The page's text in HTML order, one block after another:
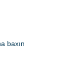
baxın